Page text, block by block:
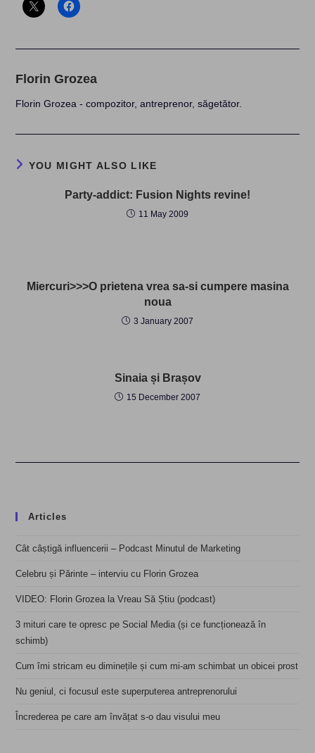
Florin Grozea
Florin Grozea - compozitor, antreprenor, săgetător.
YOU MIGHT ALSO LIKE
Party-addict: Fusion Nights revine!
11 May 2009
Miercuri>>>O prietena vrea sa-si cumpere masina
noua
3 January 2007
Sinaia și Brașov
15 December 2007
Articles
Cât câștigă influencerii – Podcast Minutul de Marketing
Celebru și Părinte – interviu cu Florin Grozea
VIDEO: Florin Grozea la Vreau Să Știu (podcast)
3 mituri care te opresc pe Social Media (și ce funcționează în
schimb)
Cum îmi stricam eu diminețile și cum mi-am schimbat un obicei prost
Nu geniul, ci focusul este superputerea antreprenorului
Încrederea pe care am învățat s-o dau visului meu